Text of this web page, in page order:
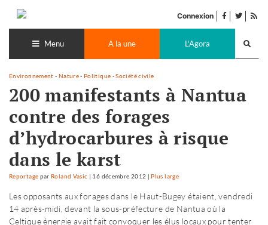
contenu
Connexion facebook
twitter
Menu A la une L'Agora
Environnement - Nature- Politique -Société civile
200 manifestants à Nantua
contre des forages
d’hydrocarbures à risque
dans le karst
Reportage par Roland Vasic | 16 décembre 2012 | Plus large
Les opposants aux forages dans le Haut-Bugey étaient, vendredi
14 après-midi, devant la sous-préfecture de Nantua où la
Celtique énergie avait fait convoquer les élus locaux pour tenter